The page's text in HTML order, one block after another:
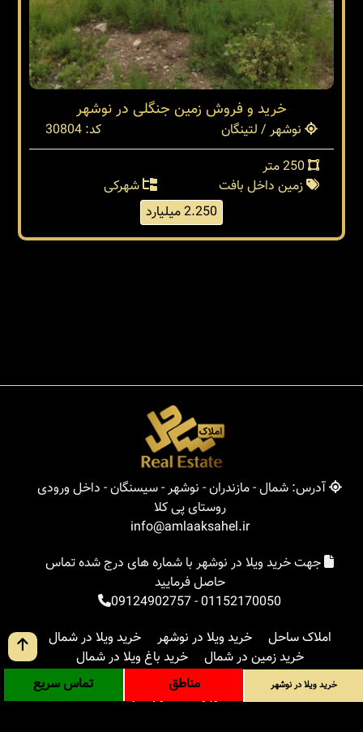
خرید و فروش زمین جنگلی در نوشهر
نوشهر / لتینگان
کد: 30804
زمین داخل بافت
شهرکی
2.250 میلیارد
آدرس: شمال - مازندران - نوشهر - سیسنگان - داخل ورودی
روستای پی کلا
info@amlaaksahel.ir
جهت خرید ویلا در نوشهر با شماره های درج شده تماس
حاصل فرمایید
01152170050
-
09124902757
املاک ساحل
خرید ویلا در نوشهر
خرید ویلا در شمال
خرید زمین در شمال
خرید باغ ویلا در شمال
خرید آپارتمان در شمال
مناطق
جستجوی پیشرفته
ورود
درباره ما ارتباط با ما
خرید ویلا در نوشهر مناطق تماس سریع